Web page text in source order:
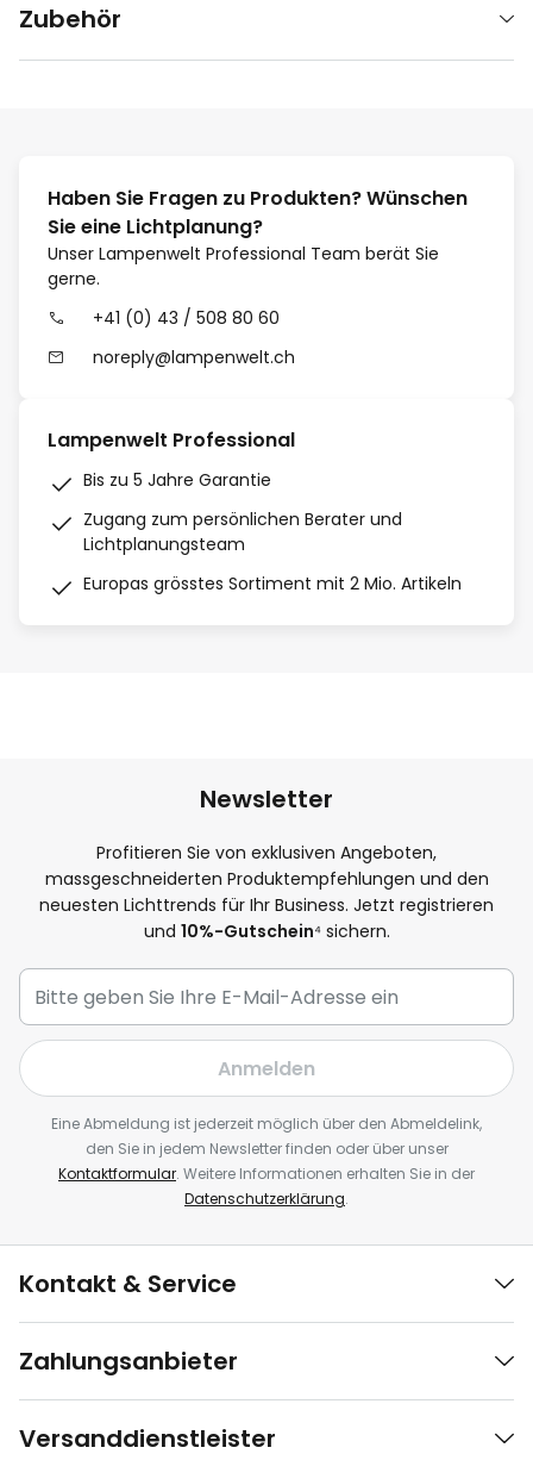
Zubehör
Haben Sie Fragen zu Produkten? Wünschen
Sie eine Lichtplanung?
Unser Lampenwelt Professional Team berät Sie
gerne.
+41 (0) 43 / 508 80 60
noreply@lampenwelt.ch
Lampenwelt Professional
Bis zu 5 Jahre Garantie
Zugang zum persönlichen Berater und
Lichtplanungsteam
Europas grösstes Sortiment mit 2 Mio. Artikeln
Newsletter
Profitieren Sie von exklusiven Angeboten,
massgeschneiderten Produktempfehlungen und den
neuesten Lichttrends für Ihr Business. Jetzt registrieren
und 10%-Gutschein⁴ sichern.
Anmelden
Eine Abmeldung ist jederzeit möglich über den Abmeldelink,
den Sie in jedem Newsletter finden oder über unser
Kontaktformular. Weitere Informationen erhalten Sie in der
Datenschutzerklärung.
Kontakt & Service
Zahlungsanbieter
Versanddienstleister